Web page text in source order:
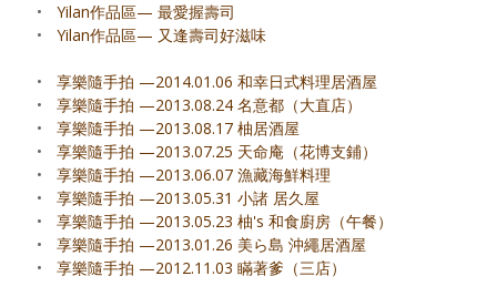
•
Yilan作品區— 最愛握壽司
•
Yilan作品區— 又逢壽司好滋味
•
享樂隨手拍 —2014.01.06 和幸日式料理居酒屋
•
享樂隨手拍 —2013.08.24 名意都（大直店）
•
享樂隨手拍 —2013.08.17 柚居酒屋
•
享樂隨手拍 —2013.07.25 天命庵（花博支鋪）
•
享樂隨手拍 —2013.06.07 漁藏海鮮料理
•
享樂隨手拍 —2013.05.31 小諸 居久屋
•
享樂隨手拍 —2013.05.23 柚's 和食廚房（午餐）
•
享樂隨手拍 —2013.01.26 美ら島 沖繩居酒屋
•
享樂隨手拍 —2012.11.03 瞞著爹（三店）